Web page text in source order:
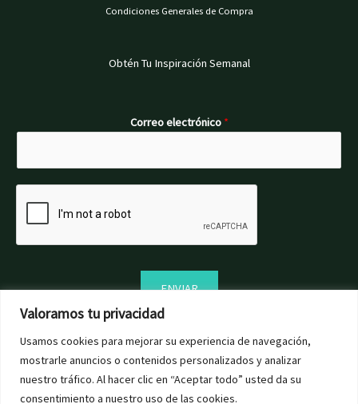
Valoramos tu privacidad
Usamos cookies para mejorar su experiencia de navegación,
mostrarle anuncios o contenidos personalizados y analizar
nuestro tráfico. Al hacer clic en “Aceptar todo” usted da su
consentimiento a nuestro uso de las cookies.
Condiciones Generales de Compra
Obtén Tu Inspiración Semanal
Correo electrónico *
ENVIAR